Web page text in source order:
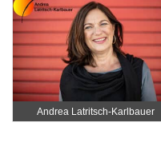
Andrea Latritsch-Karlbauer